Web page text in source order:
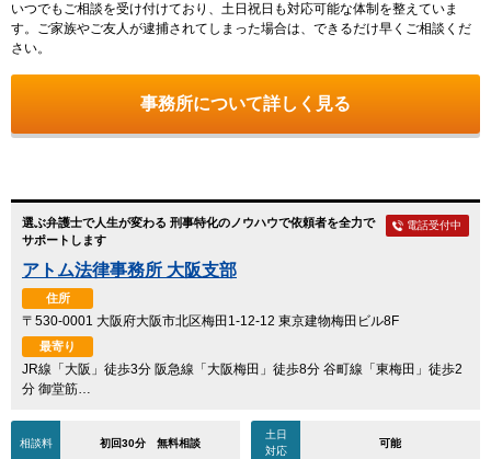
いつでもご相談を受け付けており、土日祝日も対応可能な体制を整えていま
す。ご家族やご友人が逮捕されてしまった場合は、できるだけ早くご相談くだ
さい。
事務所について詳しく見る
選ぶ弁護士で人生が変わる 刑事特化のノウハウで依頼者を全力で
サポートします
アトム法律事務所 大阪支部
住所
〒530-0001 大阪府大阪市北区梅田1-12-12 東京建物梅田ビル8F
最寄り
JR線「大阪」徒歩3分 阪急線「大阪梅田」徒歩8分 谷町線「東梅田」徒歩2
分 御堂筋…
電話受付中
相談料 初回30分 無料相談
土日
対応
可能